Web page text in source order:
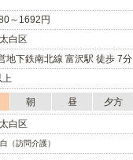
～1692円
白区
地下鉄南北線 富沢駅 徒歩 7分
上
朝 昼 夕方
白区
（訪問介護）